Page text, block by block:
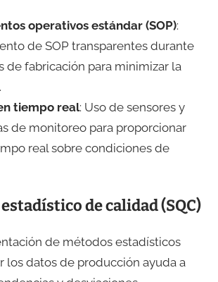
operativos estándar (SOP):
de SOP transparentes durante
de fabricación para minimizar la
tiempo real: Uso de sensores y
de monitoreo para proporcionar
real sobre condiciones de
de calidad (SQC)
de métodos estadísticos
los datos de producción ayuda a